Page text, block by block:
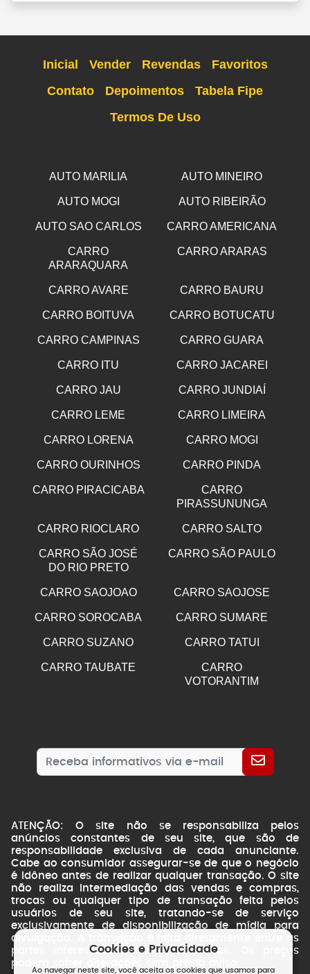
Inicial Vender Revendas
Favoritos
Contato
Depoimentos
Tabela Fipe
Termos De Uso
AUTO MARILIA AUTO MINEIRO
AUTO MOGI AUTO RIBEIRÃO
AUTO SAO CARLOS CARRO AMERICANA
CARRO
ARARAQUARA
CARRO ARARAS
CARRO AVARE CARRO BAURU
CARRO BOITUVA CARRO BOTUCATU
CARRO CAMPINAS CARRO GUARA
CARRO ITU CARRO JACAREI
CARRO JAU CARRO JUNDIAÍ
CARRO LEME CARRO LIMEIRA
CARRO LORENA CARRO MOGI
CARRO OURINHOS CARRO PINDA
CARRO PIRACICABA
CARRO
PIRASSUNUNGA
CARRO RIOCLARO CARRO SALTO
CARRO SÃO JOSÉ
DO RIO PRETO
CARRO SÃO PAULO
CARRO SAOJOAO CARRO SAOJOSE
CARRO SOROCABA CARRO SUMARE
CARRO SUZANO CARRO TATUI
CARRO TAUBATE
CARRO
VOTORANTIM
ATENÇÃO: O site não se responsabiliza pelos
anúncios constantes de seu site, que são de
responsabilidade exclusiva de cada anunciante.
Cabe ao consumidor assegurar-se de que o negócio
é idôneo antes de realizar qualquer transação. O site
não realiza intermediação das vendas e compras,
trocas ou qualquer tipo de transação feita pelos
usuários de seu site, tratando-se de serviço
exclusivamente de disponibilização de mídia para
divulgação. A transação é feita diretamente entre as
partes interessadas. Fotos ilustrativas. Os preços
podem sofrer alterações sem prévio aviso.
Cookies e Privacidade
Ao navegar neste site, você aceita os cookies que usamos para